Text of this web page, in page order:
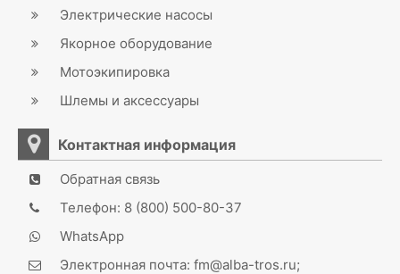
Электрические насосы
Якорное оборудование
Мотоэкипировка
Шлемы и аксессуары
Контактная информация
Обратная связь
Телефон: 8 (800) 500-80-37
WhatsApp
Электронная почта: fm@alba-tros.ru;